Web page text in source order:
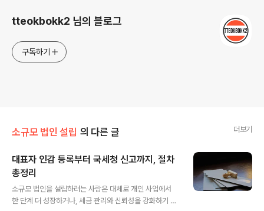
tteokbokk2 님의 블로그
구독하기
소규모 법인 설립 의 다른 글 더보기
대표자 인감 등록부터 국세청 신고까지, 절차
총정리
소규모 법인을 설립하려는 사람은 대체로 개인 사업에서
한 단계 더 성장하거나, 세금 관리와 신뢰성을 강화하기 위